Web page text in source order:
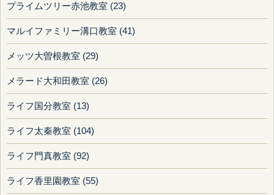
プライムツリー赤池教室 (23)
マルイファミリー溝口教室 (41)
メッツ大曽根教室 (29)
メラード大和田教室 (26)
ライフ国分教室 (13)
ライフ太秦教室 (104)
ライフ門真教室 (92)
ライフ香里園教室 (55)